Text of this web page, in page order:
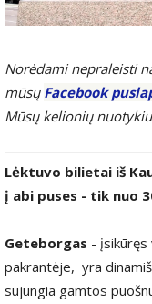
Norėdami nepraleisti
mūsų Facebook
Mūsų kelionių
Lėktuvo bilietai iš
į abi puses - tik nuo
Geteborgas - įsikūręs
pakrantėje, yra
sujungia gamtos